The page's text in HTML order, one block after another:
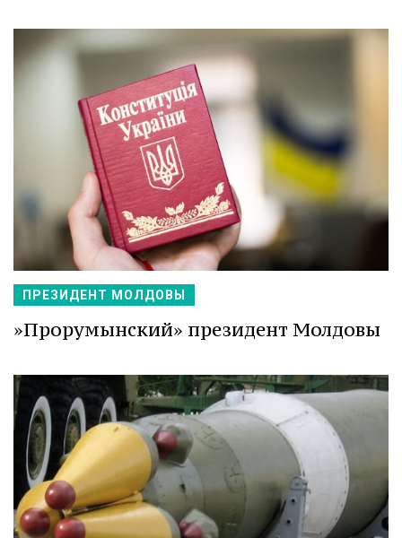
ПРЕЗИДЕНТ МОЛДОВЫ
»Прорумынский» президент Молдовы